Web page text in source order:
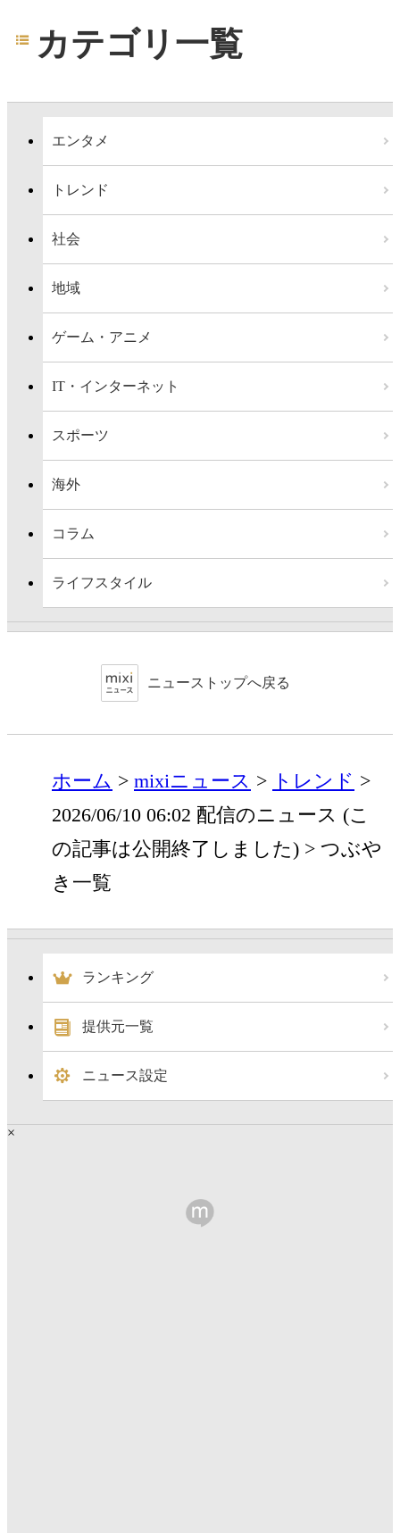
カテゴリ一覧
エンタメ
トレンド
社会
地域
ゲーム・アニメ
IT・インターネット
スポーツ
海外
コラム
ライフスタイル
ニューストップへ戻る
ホーム mixiニュース
トレンド
2026/06/10 06:02 配信のニュース (こ
の記事は公開終了しました)
つぶや
き一覧
ランキング
提供元一覧
ニュース設定
×